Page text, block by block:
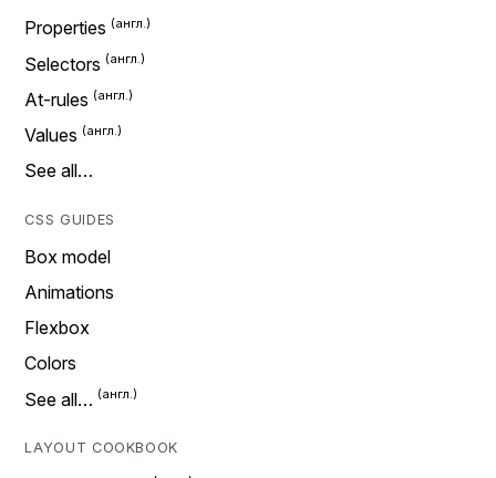
Properties
Selectors
At-rules
Values
See all…
CSS GUIDES
Box model
Animations
Flexbox
Colors
See all…
LAYOUT COOKBOOK